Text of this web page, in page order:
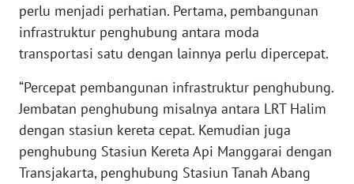
perlu menjadi perhatian. Pertama, pembangunan
infrastruktur penghubung antara moda
transportasi satu dengan lainnya perlu dipercepat.
“Percepat pembangunan infrastruktur penghubung.
Jembatan penghubung misalnya antara LRT Halim
dengan stasiun kereta cepat. Kemudian juga
penghubung Stasiun Kereta Api Manggarai dengan
Transjakarta, penghubung Stasiun Tanah Abang
WN
JAKARTA
JABAR
WN
BANTEN